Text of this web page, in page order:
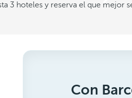
3 hoteles y reserva el que mejor
Con